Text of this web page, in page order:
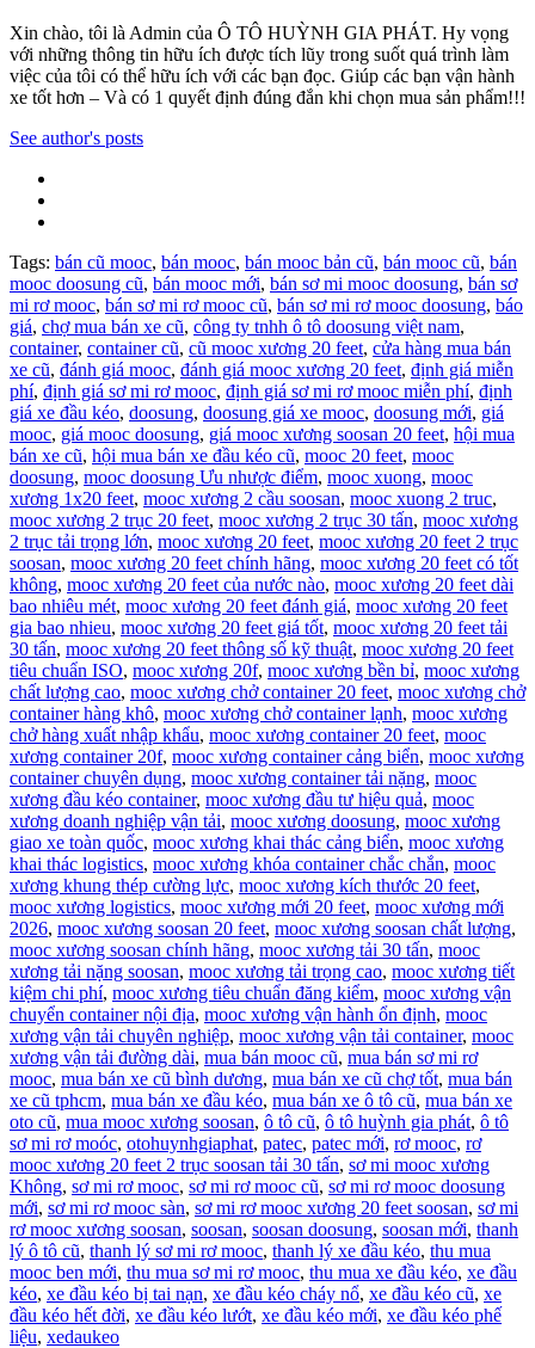
Xin chào, tôi là Admin của Ô TÔ HUỲNH GIA PHÁT. Hy vọng
với những thông tin hữu ích được tích lũy trong suốt quá trình làm
việc của tôi có thể hữu ích với các bạn đọc. Giúp các bạn vận hành
xe tốt hơn – Và có 1 quyết định đúng đắn khi chọn mua sản phẩm!!!
See author's posts
Tags: bán cũ mooc, bán mooc, bán mooc bản cũ, bán mooc cũ, bán
mooc doosung cũ, bán mooc mới, bán sơ mi mooc doosung, bán sơ
mi rơ mooc, bán sơ mi rơ mooc cũ, bán sơ mi rơ mooc doosung, báo
giá, chợ mua bán xe cũ, công ty tnhh ô tô doosung việt nam,
container, container cũ, cũ mooc xương 20 feet, cửa hàng mua bán
xe cũ, đánh giá mooc, đánh giá mooc xương 20 feet, định giá miễn
phí, định giá sơ mi rơ mooc, định giá sơ mi rơ mooc miễn phí, định
giá xe đầu kéo, doosung, doosung giá xe mooc, doosung mới, giá
mooc, giá mooc doosung, giá mooc xương soosan 20 feet, hội mua
bán xe cũ, hội mua bán xe đầu kéo cũ, mooc 20 feet, mooc
doosung, mooc doosung Ưu nhược điểm, mooc xuong, mooc
xương 1x20 feet, mooc xương 2 cầu soosan, mooc xuong 2 truc,
mooc xương 2 trục 20 feet, mooc xương 2 trục 30 tấn, mooc xương
2 trục tải trọng lớn, mooc xương 20 feet, mooc xương 20 feet 2 trục
soosan, mooc xương 20 feet chính hãng, mooc xương 20 feet có tốt
không, mooc xương 20 feet của nước nào, mooc xương 20 feet dài
bao nhiêu mét, mooc xương 20 feet đánh giá, mooc xương 20 feet
gia bao nhieu, mooc xương 20 feet giá tốt, mooc xương 20 feet tải
30 tấn, mooc xương 20 feet thông số kỹ thuật, mooc xương 20 feet
tiêu chuẩn ISO, mooc xương 20f, mooc xương bền bỉ, mooc xương
chất lượng cao, mooc xương chở container 20 feet, mooc xương chở
container hàng khô, mooc xương chở container lạnh, mooc xương
chở hàng xuất nhập khẩu, mooc xương container 20 feet, mooc
xương container 20f, mooc xương container cảng biển, mooc xương
container chuyên dụng, mooc xương container tải nặng, mooc
xương đầu kéo container, mooc xương đầu tư hiệu quả, mooc
xương doanh nghiệp vận tải, mooc xương doosung, mooc xương
giao xe toàn quốc, mooc xương khai thác cảng biển, mooc xương
khai thác logistics, mooc xương khóa container chắc chắn, mooc
xương khung thép cường lực, mooc xương kích thước 20 feet,
mooc xương logistics, mooc xương mới 20 feet, mooc xương mới
2026, mooc xương soosan 20 feet, mooc xương soosan chất lượng,
mooc xương soosan chính hãng, mooc xương tải 30 tấn, mooc
xương tải nặng soosan, mooc xương tải trọng cao, mooc xương tiết
kiệm chi phí, mooc xương tiêu chuẩn đăng kiểm, mooc xương vận
chuyển container nội địa, mooc xương vận hành ổn định, mooc
xương vận tải chuyên nghiệp, mooc xương vận tải container, mooc
xương vận tải đường dài, mua bán mooc cũ, mua bán sơ mi rơ
mooc, mua bán xe cũ bình dương, mua bán xe cũ chợ tốt, mua bán
xe cũ tphcm, mua bán xe đầu kéo, mua bán xe ô tô cũ, mua bán xe
oto cũ, mua mooc xương soosan, ô tô cũ, ô tô huỳnh gia phát, ô tô
sơ mi rơ moóc, otohuynhgiaphat, patec, patec mới, rơ mooc, rơ
mooc xương 20 feet 2 trục soosan tải 30 tấn, sơ mi mooc xương
Không, sơ mi rơ mooc, sơ mi rơ mooc cũ, sơ mi rơ mooc doosung
mới, sơ mi rơ mooc sàn, sơ mi rơ mooc xương 20 feet soosan, sơ mi
rơ mooc xương soosan, soosan, soosan doosung, soosan mới, thanh
lý ô tô cũ, thanh lý sơ mi rơ mooc, thanh lý xe đầu kéo, thu mua
mooc ben mới, thu mua sơ mi rơ mooc, thu mua xe đầu kéo, xe đầu
kéo, xe đầu kéo bị tai nạn, xe đầu kéo cháy nổ, xe đầu kéo cũ, xe
đầu kéo hết đời, xe đầu kéo lướt, xe đầu kéo mới, xe đầu kéo phế
liệu, xedaukeo